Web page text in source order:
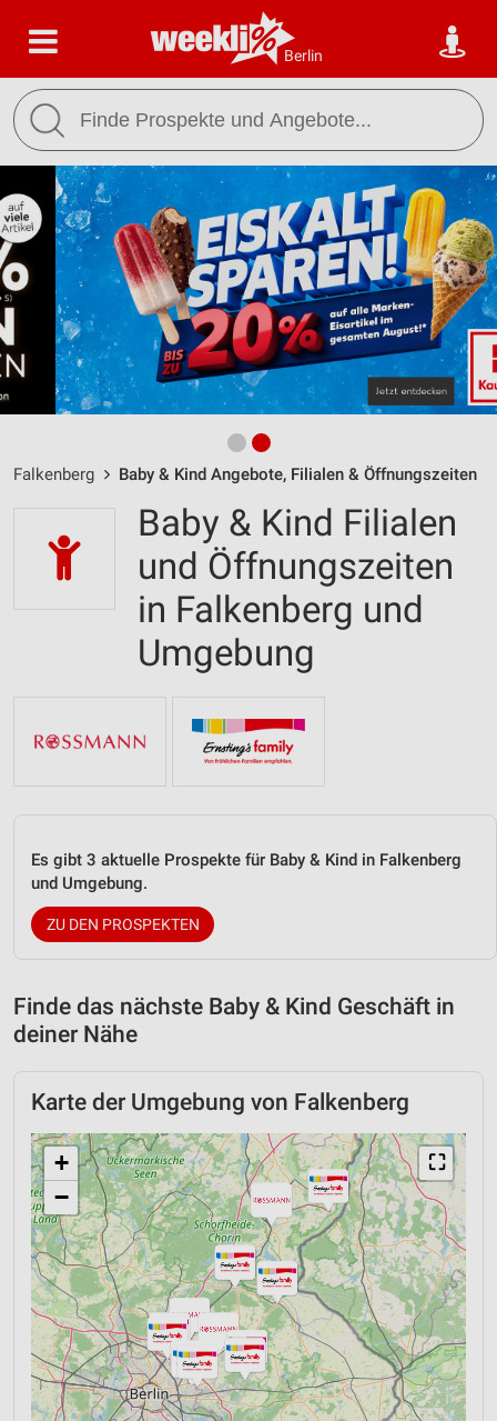
Berlin
Falkenberg Baby & Kind Angebote, Filialen & Öffnungszeiten
Baby & Kind Filialen
und Öffnungszeiten
in Falkenberg und
Umgebung
Es gibt 3 aktuelle Prospekte für Baby & Kind in Falkenberg
und Umgebung.
ZU DEN PROSPEKTEN
Finde das nächste Baby & Kind Geschäft in
deiner Nähe
Karte der Umgebung von Falkenberg
⛶
+
−